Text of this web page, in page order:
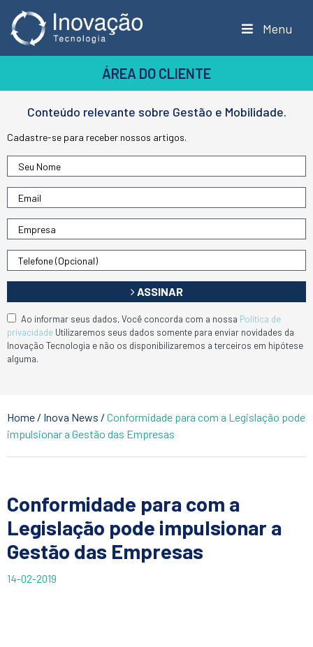
Menu
ÁREA DO CLIENTE
Conteúdo relevante sobre Gestão e Mobilidade.
Cadastre-se para receber nossos artigos.
ASSINAR
Ao informar seus dados, Você concorda com a nossa Política de
privacidade Utilizaremos seus dados somente para enviar novidades da
Inovação Tecnologia e não os disponibilizaremos a terceiros em hipótese
alguma.
Home / Inova News / Conformidade para com a Legislação pode
impulsionar a Gestão das Empresas
Conformidade para com a
Legislação pode impulsionar a
Gestão das Empresas
14-02-2019